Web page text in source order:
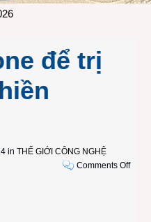
để trị
in THẾ GIỚI CÔNG NGHỆ
Comments Offon